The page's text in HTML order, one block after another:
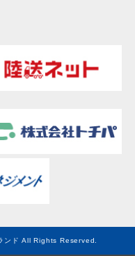
ンド All Rights Reserved.